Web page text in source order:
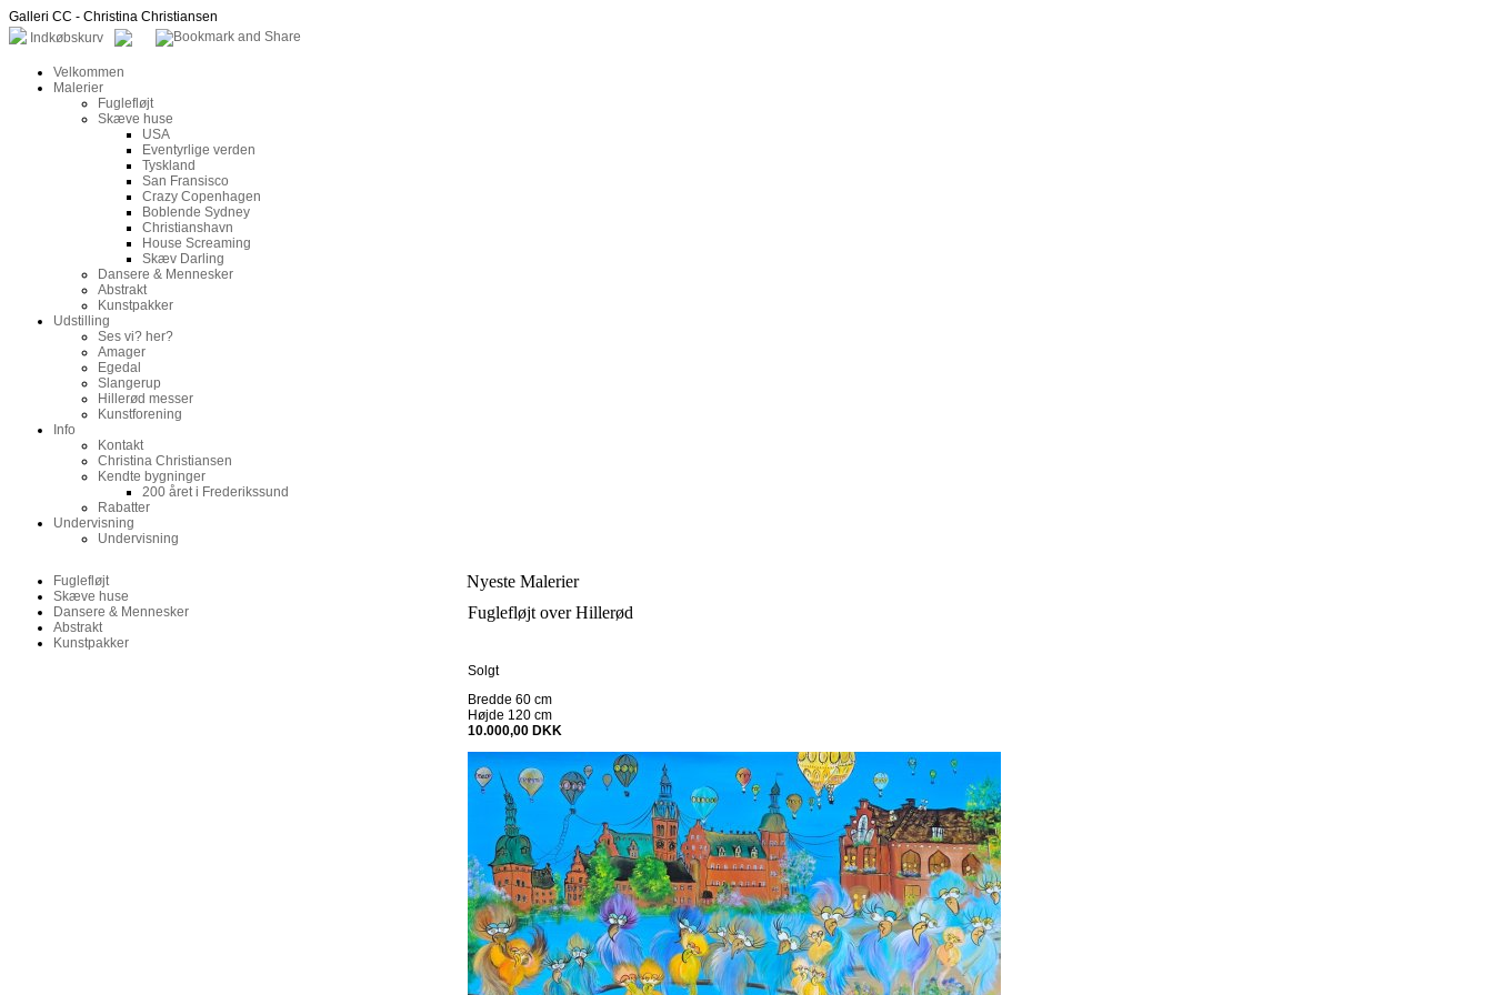
Galleri CC - Christina Christiansen
Indkøbskurv
Velkommen
Malerier
Fuglefløjt
Skæve huse
USA
Eventyrlige verden
Tyskland
San Fransisco
Crazy Copenhagen
Boblende Sydney
Christianshavn
House Screaming
Skæv Darling
Dansere & Mennesker
Abstrakt
Kunstpakker
Udstilling
Ses vi? her?
Amager
Egedal
Slangerup
Hillerød messer
Kunstforening
Info
Kontakt
Christina Christiansen
Kendte bygninger
200 året i Frederikssund
Rabatter
Undervisning
Undervisning
Fuglefløjt
Skæve huse
Dansere & Mennesker
Abstrakt
Kunstpakker
Nyeste Malerier
Fuglefløjt over Hillerød
Solgt
Bredde 60 cm
Højde 120 cm
10.000,00 DKK